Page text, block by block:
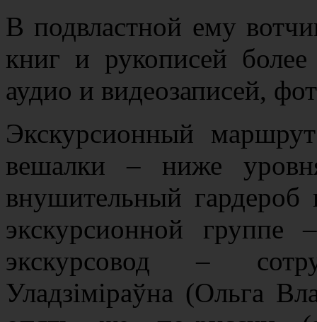
В подвластной ему
книг и рукописей
аудио и видеозаписей,
Экскурсионный
вешалки – ниже
внушительный
экскурсионной
экскурсовод –
Уладзіміраўна (Ольга